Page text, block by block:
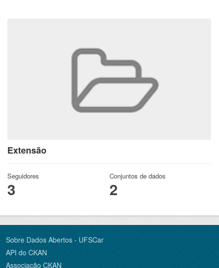
Extensão
Seguidores
3
Conjuntos de dados
2
Sobre Dados Abertos - UFSCar
API do CKAN
Associação CKAN